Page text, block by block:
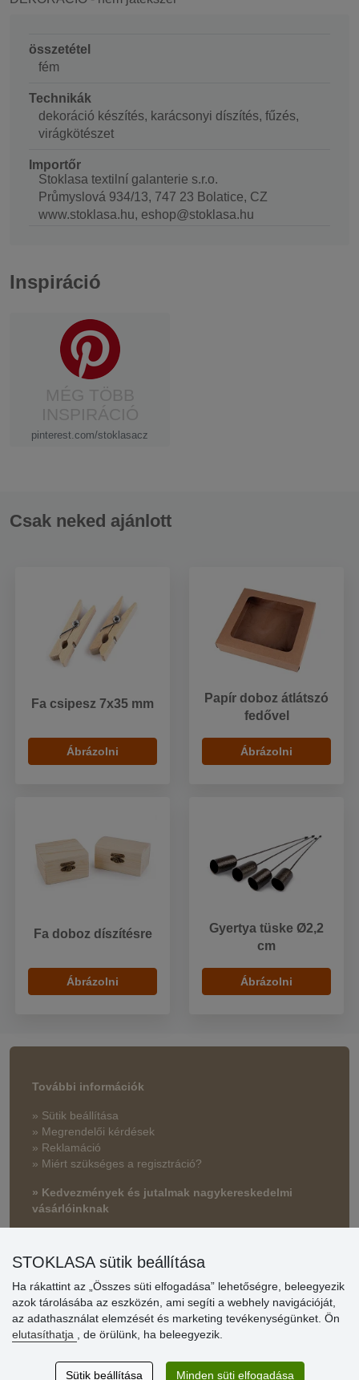
összetétel
fém
Technikák
dekoráció készítés, karácsonyi díszítés, fűzés,
virágkötészet
Importőr
Stoklasa textilní galanterie s.r.o.
Průmyslová 934/13, 747 23 Bolatice, CZ
www.stoklasa.hu, eshop@stoklasa.hu
Inspiráció
pinterest.com/stoklasacz
Csak neked ajánlott
Fa csipesz 7x35 mm
Ábrázolni
Papír doboz átlátszó
fedővel
Ábrázolni
Fa doboz díszítésre
Ábrázolni
Gyertya tüske Ø2,2
cm
Ábrázolni
További információk
» Sütik beállítása
» Megrendelői kérdések
» Reklamáció
» Miért szükséges a regisztráció?
» Kedvezmények és jutalmak nagykereskedelmi
vásárlóinknak
Vásárlók
értékelése
Excellent service
Thank you.
STOKLASA sütik beállítása
Ha rákattint az „Összes süti elfogadása” lehetőségre, beleegyezik
azok tárolásába az eszközén, ami segíti a webhely navigációját,
az adathasználat elemzését és marketing tevékenységünket. Ön
elutasíthatja
, de örülünk, ha beleegyezik.
Sütik beállítása Minden süti elfogadása